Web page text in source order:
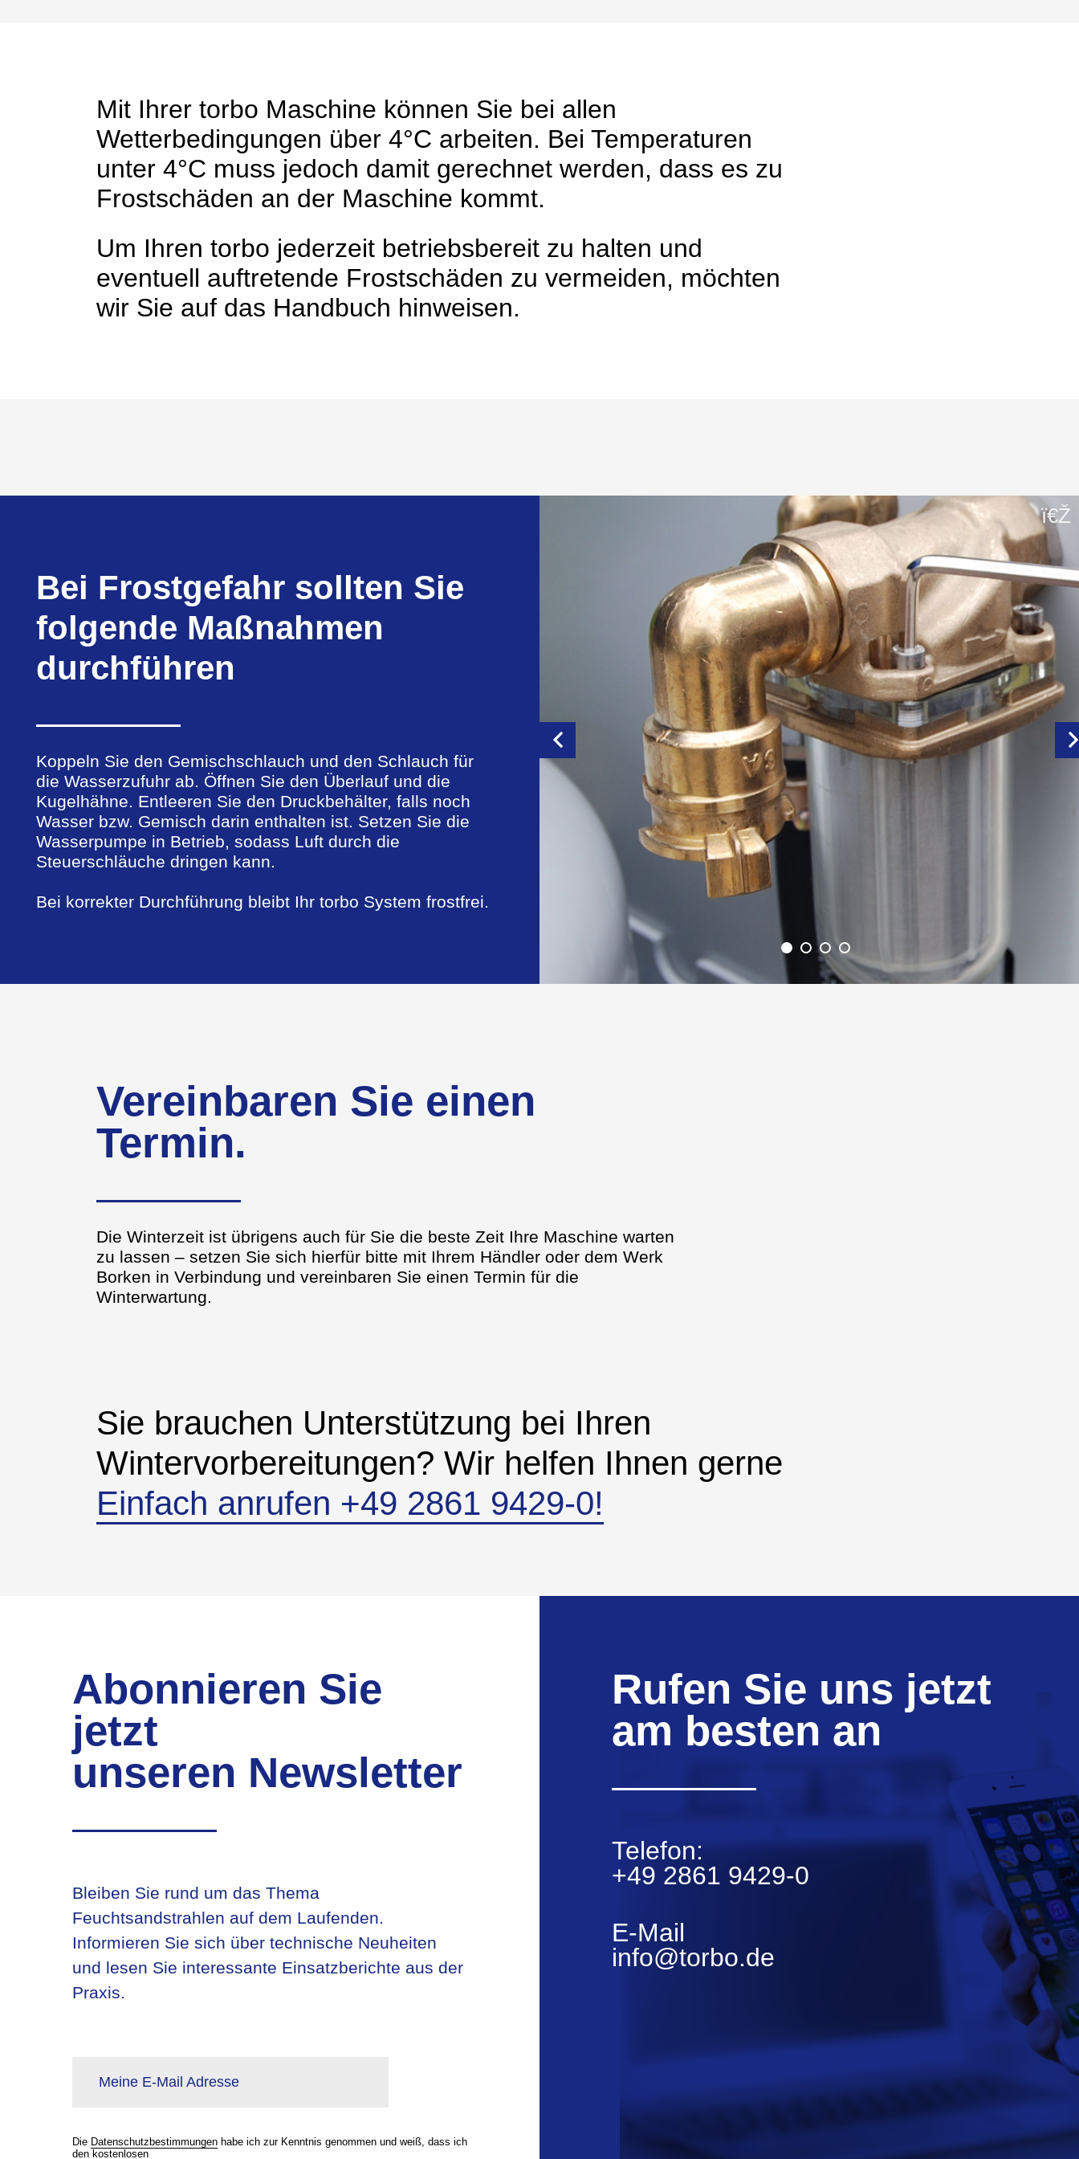
Mit Ihrer torbo Maschine können Sie bei allen
Wetterbedingungen über 4°C arbeiten. Bei Temperaturen
unter 4°C muss jedoch damit gerechnet werden, dass es zu
Frostschäden an der Maschine kommt.
Um Ihren torbo jederzeit betriebsbereit zu halten und
eventuell auftretende Frostschäden zu vermeiden, möchten
wir Sie auf das Handbuch hinweisen.
Bei Frostgefahr sollten Sie
folgende Maßnahmen
durchführen
Koppeln Sie den Gemischschlauch und den Schlauch für
die Wasserzufuhr ab. Öffnen Sie den Überlauf und die
Kugelhähne. Entleeren Sie den Druckbehälter, falls noch
Wasser bzw. Gemisch darin enthalten ist. Setzen Sie die
Wasserpumpe in Betrieb, sodass Luft durch die
Steuerschläuche dringen kann.
Bei korrekter Durchführung bleibt Ihr torbo System frostfrei.
Vereinbaren Sie einen
Termin.
Die Winterzeit ist übrigens auch für Sie die beste Zeit Ihre Maschine warten
zu lassen – setzen Sie sich hierfür bitte mit Ihrem Händler oder dem Werk
Borken in Verbindung und vereinbaren Sie einen Termin für die
Winterwartung.
Sie brauchen Unterstützung bei Ihren
Wintervorbereitungen? Wir helfen Ihnen gerne
Einfach anrufen +49 2861 9429-0!
Abonnieren Sie
jetzt
unseren Newsletter
Bleiben Sie rund um das Thema
Feuchtsandstrahlen auf dem Laufenden.
Informieren Sie sich über technische Neuheiten
und lesen Sie interessante Einsatzberichte aus der
Praxis.
Meine E-Mail Adresse
Die Datenschutzbestimmungen habe ich zur Kenntnis genommen und weiß, dass ich
den kostenlosen
Rufen Sie uns jetzt
am besten an
Telefon:
+49 2861 9429-0
E-Mail
info@torbo.de